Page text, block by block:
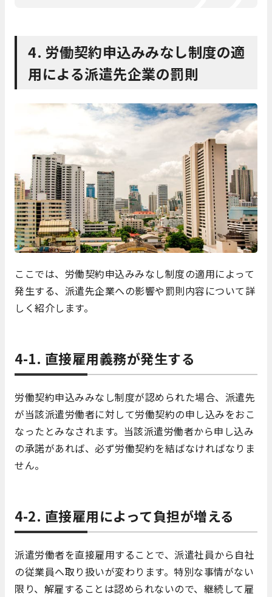
4. 労働契約申込みみなし制度の適
用による派遣先企業の罰則
ここでは、労働契約申込みみなし制度の適用によって
発生する、派遣先企業への影響や罰則内容について詳
しく紹介します。
4-1. 直接雇用義務が発生する
労働契約申込みみなし制度が認められた場合、派遣先
が当該派遣労働者に対して労働契約の申し込みをおこ
なったとみなされます。当該派遣労働者から申し込み
の承諾があれば、必ず労働契約を結ばなければなりま
せん。
4-2. 直接雇用によって負担が増える
派遣労働者を直接雇用することで、派遣社員から自社
の従業員へ取り扱いが変わります。特別な事情がない
限り、解雇することは認められないので、継続して雇